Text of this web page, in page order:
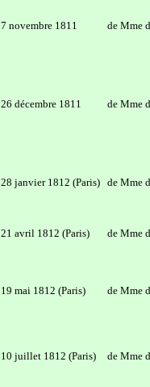
7 novembre 1811 de Mme
26 décembre 1811 de Mme
28 janvier 1812 (Paris) de Mme
21 avril 1812 (Paris) de Mme
19 mai 1812 (Paris) de Mme
10 juillet 1812 (Paris) de Mme